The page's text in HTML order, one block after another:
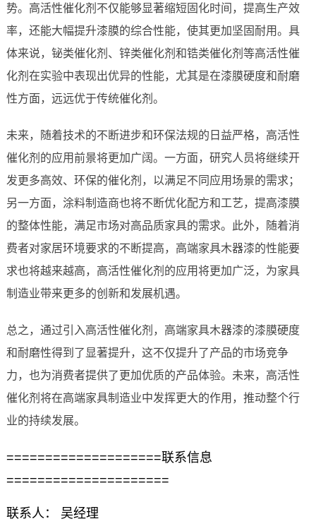
势。高活性催化剂不仅能够显著缩短固化时间，提高生产效
率，还能大幅提升漆膜的综合性能，使其更加坚固耐用。具
体来说，铋类催化剂、锌类催化剂和锆类催化剂等高活性催
化剂在实验中表现出优异的性能，尤其是在漆膜硬度和耐磨
性方面，远远优于传统催化剂。
未来，随着技术的不断进步和环保法规的日益严格，高活性
催化剂的应用前景将更加广阔。一方面，研究人员将继续开
发更多高效、环保的催化剂，以满足不同应用场景的需求；
另一方面，涂料制造商也将不断优化配方和工艺，提高漆膜
的整体性能，满足市场对高品质家具的需求。此外，随着消
费者对家居环境要求的不断提高，高端家具木器漆的性能要
求也将越来越高，高活性催化剂的应用将更加广泛，为家具
制造业带来更多的创新和发展机遇。
总之，通过引入高活性催化剂，高端家具木器漆的漆膜硬度
和耐磨性得到了显著提升，这不仅提升了产品的市场竞争
力，也为消费者提供了更加优质的产品体验。未来，高活性
催化剂将在高端家具制造业中发挥更大的作用，推动整个行
业的持续发展。
====================联系信息
=====================
联系人： 吴经理